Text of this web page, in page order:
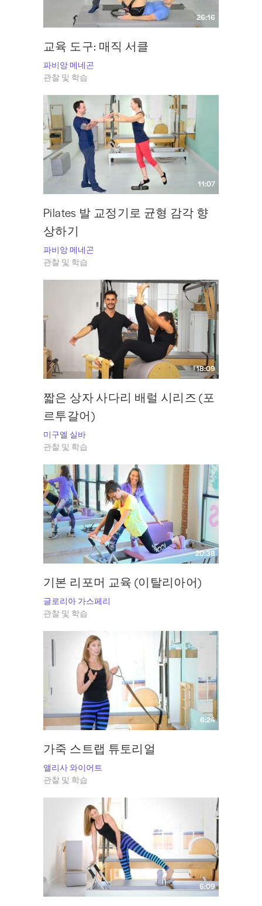
26:16
교육 도구: 매직 서클
파비앙 메네곤
관찰 및 학습
11:07
Pilates 발 교정기로 균형 감각 향
상하기
파비앙 메네곤
관찰 및 학습
18:09
짧은 상자 사다리 배럴 시리즈 (포
르투갈어)
미구엘 실바
관찰 및 학습
20:38
기본 리포머 교육 (이탈리아어)
글로리아 가스페리
관찰 및 학습
6:24
가죽 스트랩 튜토리얼
앨리사 와이어트
관찰 및 학습
6:09